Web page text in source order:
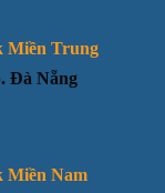
Miền Trung
Đà Nẵng
Miền Nam